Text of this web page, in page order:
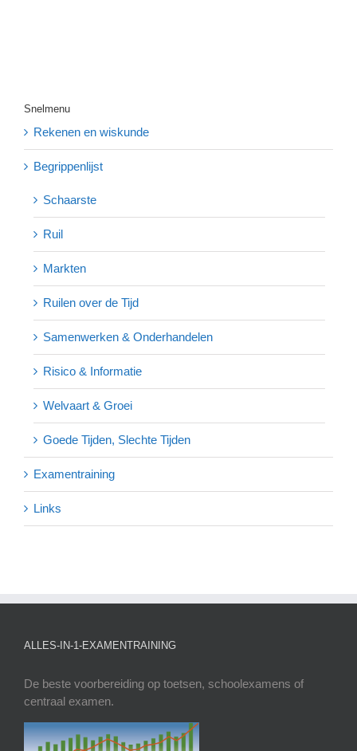
Snelmenu
Rekenen en wiskunde
Begrippenlijst
Schaarste
Ruil
Markten
Ruilen over de Tijd
Samenwerken & Onderhandelen
Risico & Informatie
Welvaart & Groei
Goede Tijden, Slechte Tijden
Examentraining
Links
ALLES-IN-1-EXAMENTRAINING
De beste voorbereiding op toetsen, schoolexamens of
centraal examen.